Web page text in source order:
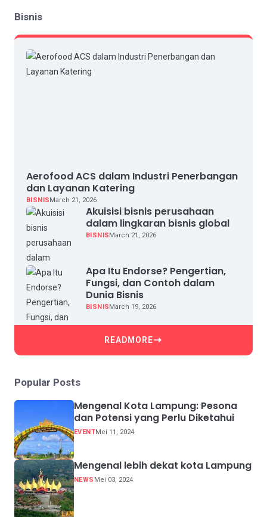
Bisnis
Aerofood ACS dalam Industri Penerbangan
dan Layanan Katering
BISNISMarch 21, 2026
Akuisisi bisnis perusahaan
dalam lingkaran bisnis global
BISNISMarch 21, 2026
Apa Itu Endorse? Pengertian,
Fungsi, dan Contoh dalam
Dunia Bisnis
BISNISMarch 19, 2026
READMORE
Popular Posts
Mengenal Kota Lampung: Pesona
dan Potensi yang Perlu Diketahui
EVENTMei 11, 2024
Mengenal lebih dekat kota Lampung
NEWS Mei 03, 2024